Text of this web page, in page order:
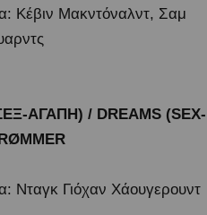
Κέβιν Μακντόναλντ, Σαμ
ΑΓΑΠΗ) / DREAMS (SEX-
Νταγκ Γιόχαν Χάουγερουντ